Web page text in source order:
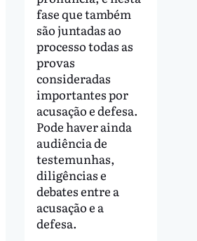
fase que também
são juntadas ao
processo todas as
provas
consideradas
importantes por
acusação e defesa.
Pode haver ainda
audiência de
testemunhas,
diligências e
debates entre a
acusação e a
defesa.